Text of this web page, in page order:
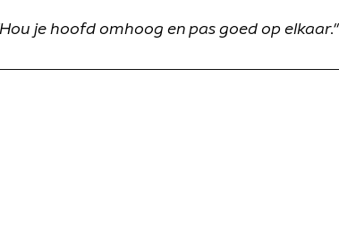
Hou je hoofd omhoog en pas goed op elkaar."